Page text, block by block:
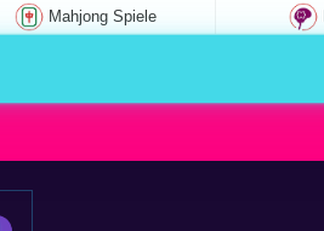
Mahjong Spiele